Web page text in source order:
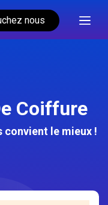
nous
Coiffure
convient le mieux !